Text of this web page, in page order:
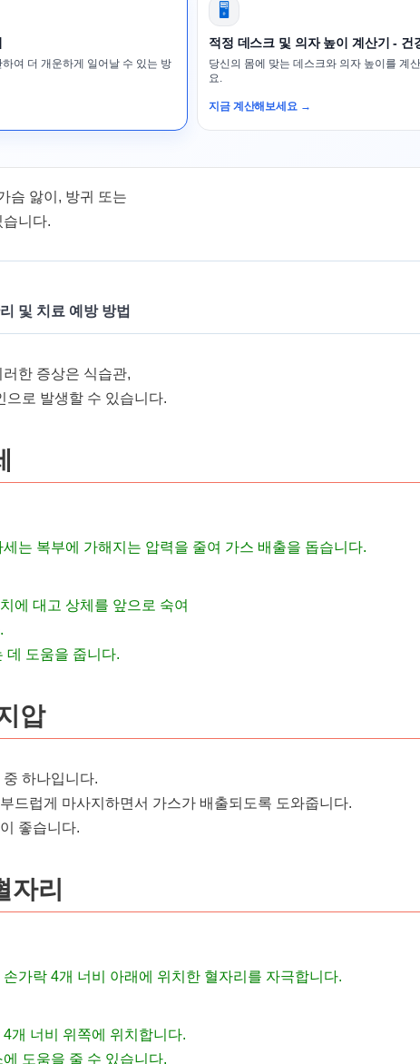
여 더 개운하게 일어날 수 있는 방
🖥️
적정 데스크 및 의자 높이 계산기 - 건
당신의 몸에 맞는 데스크와 의자 높이를 계
요.
지금 계산해보세요 →
슴 앓이, 방귀 또는
니다.
및 치료 예방 방법
한 증상은 식습관,
으로 발생할 수 있습니다.
는 복부에 가해지는 압력을 줄여 가스 배출을 돕습니다.
에 대고 상체를 앞으로 숙여
데 도움을 줍니다.
압
하나입니다.
드럽게 마사지하면서 가스가 배출되도록 도와줍니다.
좋습니다.
자리
가락 4개 너비 아래에 위치한 혈자리를 자극합니다.
개 너비 위쪽에 위치합니다.
도움을 줄 수 있습니다.